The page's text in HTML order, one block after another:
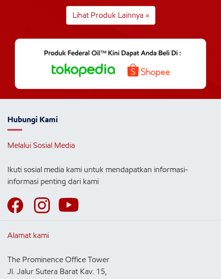
Lihat Produk Lainnya »
Hubungi Kami
Melalui Sosial Media
Ikuti sosial media kami untuk mendapatkan informasi-
informasi penting dari kami
Alamat kami
The Prominence Office Tower
Jl. Jalur Sutera Barat Kav. 15,